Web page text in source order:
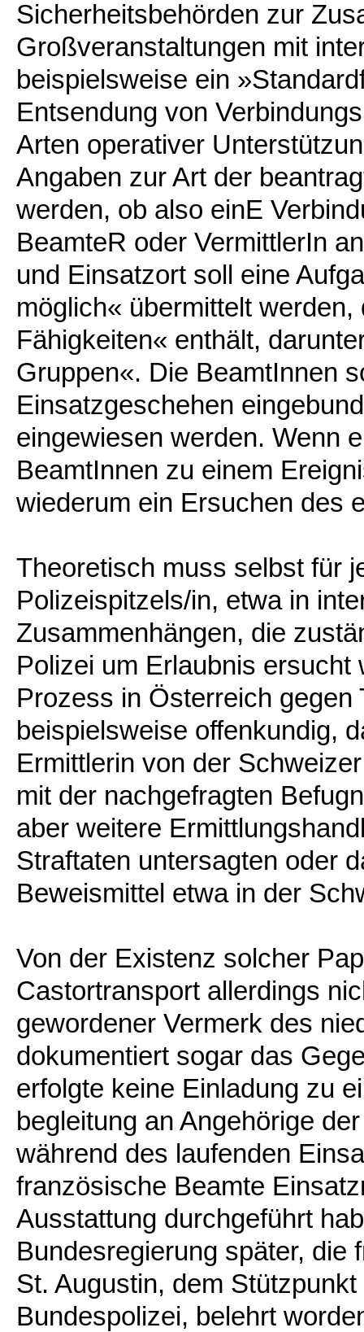
Sicherheitsbehörden zur
Großveranstaltungen mit
beispielsweise ein
Entsendung von
Arten operativer
Angaben zur Art der
werden, ob also einE
BeamteR oder VermittlerIn
und Einsatzort soll eine
möglich« übermittelt
Fähigkeiten« enthält,
Gruppen«. Die BeamtInnen
Einsatzgeschehen
eingewiesen werden. Wenn
BeamtInnen zu einem
wiederum ein Ersuchen des
Theoretisch muss selbst für
Polizeispitzels/in, etwa in
Zusammenhängen, die
Polizei um Erlaubnis
Prozess in Österreich
beispielsweise offenkundig,
Ermittlerin von der
mit der nachgefragten
aber weitere
Straftaten untersagten oder
Beweismittel etwa in der
Von der Existenz solcher
Castortransport allerdings
gewordener Vermerk des
dokumentiert sogar das
erfolgte keine Einladung zu
begleitung an Angehörige
während des laufenden
französische Beamte
Ausstattung durchgeführt
Bundesregierung später, die
St. Augustin, dem
Bundespolizei, belehrt